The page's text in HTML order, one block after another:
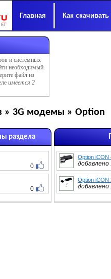
Главная Как скачивать
и системных
необходимый
файл из
имеется 2
» 3G модемы » Option
раздела
0
0
Option iCON
добавлено
Option iCON
добавлено